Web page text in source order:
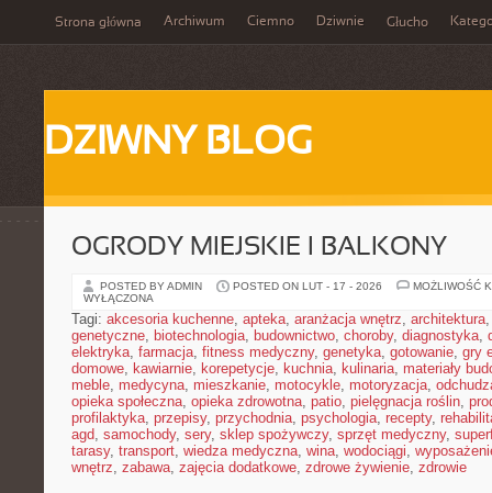
Strona główna Archiwum Ciemno Dziwnie Głucho
DZIWNY BLOG
OGRODY MIEJSKIE I BALKONY
POSTED BY ADMIN POSTED ON LUT - 17 - 2026
MOŻLIWOŚĆ
WYŁĄCZONA
Tagi: akcesoria kuchenne, apteka, aranżacja wnętrz, architektura
genetyczne, biotechnologia, budownictwo, choroby, diagnostyka,
elektryka, farmacja, fitness medyczny, genetyka, gotowanie, gry
domowe, kawiarnie, korepetycje, kuchnia, kulinaria, materiały
meble, medycyna, mieszkanie, motocykle, motoryzacja,
opieka społeczna, opieka zdrowotna, patio, pielęgnacja roślin,
profilaktyka, przepisy, przychodnia, psychologia, recepty,
agd, samochody, sery, sklep spożywczy, sprzęt medyczny,
tarasy, transport, wiedza medyczna, wina, wodociągi,
wnętrz, zabawa, zajęcia dodatkowe, zdrowe żywienie, zdrowie